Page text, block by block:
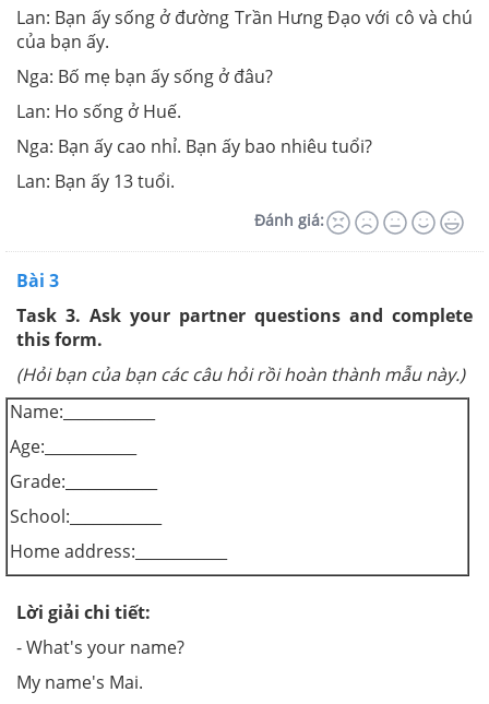
Lan: Bạn ấy sống ở đường Trần Hưng Đạo với cô và chú
của bạn ấy.
Nga: Bố mẹ bạn ấy sống ở đâu?
Lan: Ho sống ở Huế.
Nga: Bạn ấy cao nhỉ. Bạn ấy bao nhiêu tuổi?
Lan: Bạn ấy 13 tuổi.
Đánh giá:
Bài 3
Task 3. Ask your partner questions and complete
this form.
(Hỏi bạn của bạn các câu hỏi rồi hoàn thành mẫu này.)
Name:____________
Age:____________
Grade:____________
School:____________
Home address:____________
Lời giải chi tiết:
- What's your name?
My name's Mai.